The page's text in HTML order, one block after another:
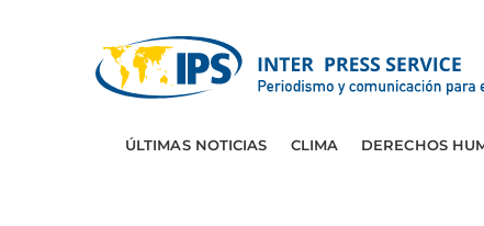
ÚLTIMAS NOTICIAS CLIMA DERECHOS